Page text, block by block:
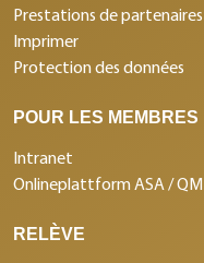
Prestations de partenaires
Imprimer
Protection des données
POUR LES MEMBRES
Intranet
Onlineplattform ASA / QM
RELÈVE